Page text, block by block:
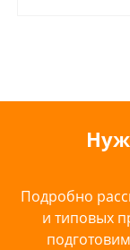
Подробно
и типовых